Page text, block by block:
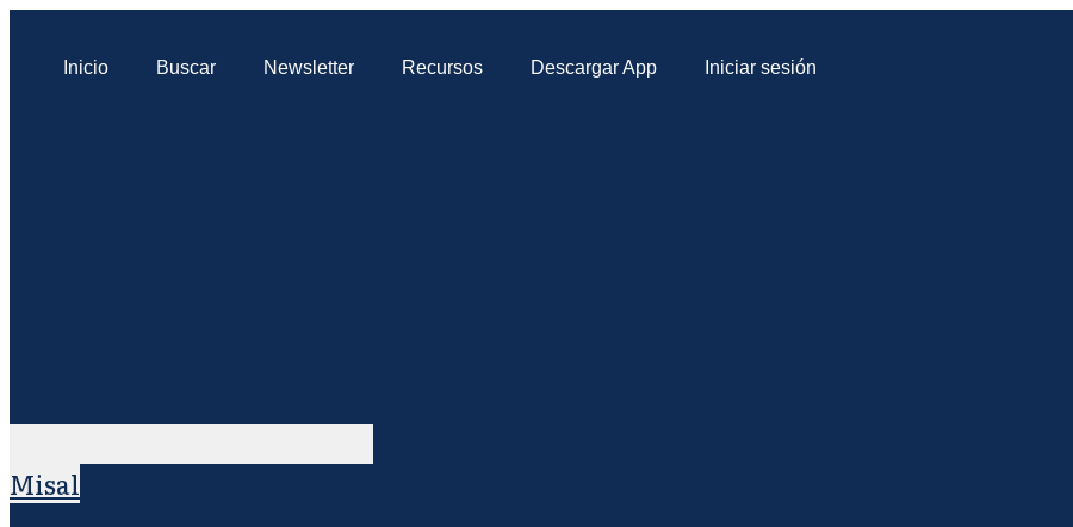
Inicio Buscar Newsletter Recursos Descargar App Iniciar sesión
Misal